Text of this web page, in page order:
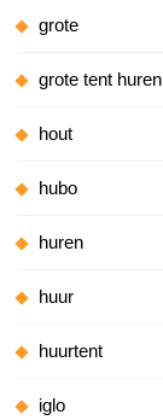
grote
grote tent huren
hout
hubo
huren
huur
huurtent
iglo